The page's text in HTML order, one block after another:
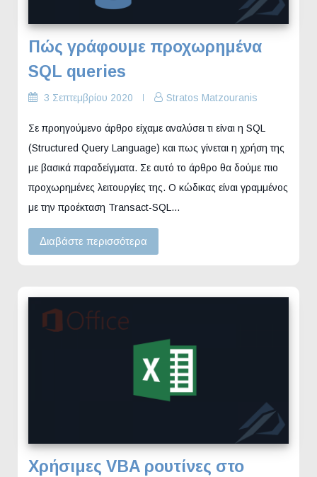
Πώς γράφουμε προχωρημένα
SQL queries
3 Σεπτεμβρίου 2020 Stratos Matzouranis
Σε προηγούμενο άρθρο είχαμε αναλύσει τι είναι η SQL
(Structured Query Language) και πως γίνεται η χρήση της
με βασικά παραδείγματα. Σε αυτό το άρθρο θα δούμε πιο
προχωρημένες λειτουργίες της. O κώδικας είναι γραμμένος
με την προέκταση Transact-SQL…
Διαβάστε περισσότερα
Χρήσιμες VBA ρουτίνες στο